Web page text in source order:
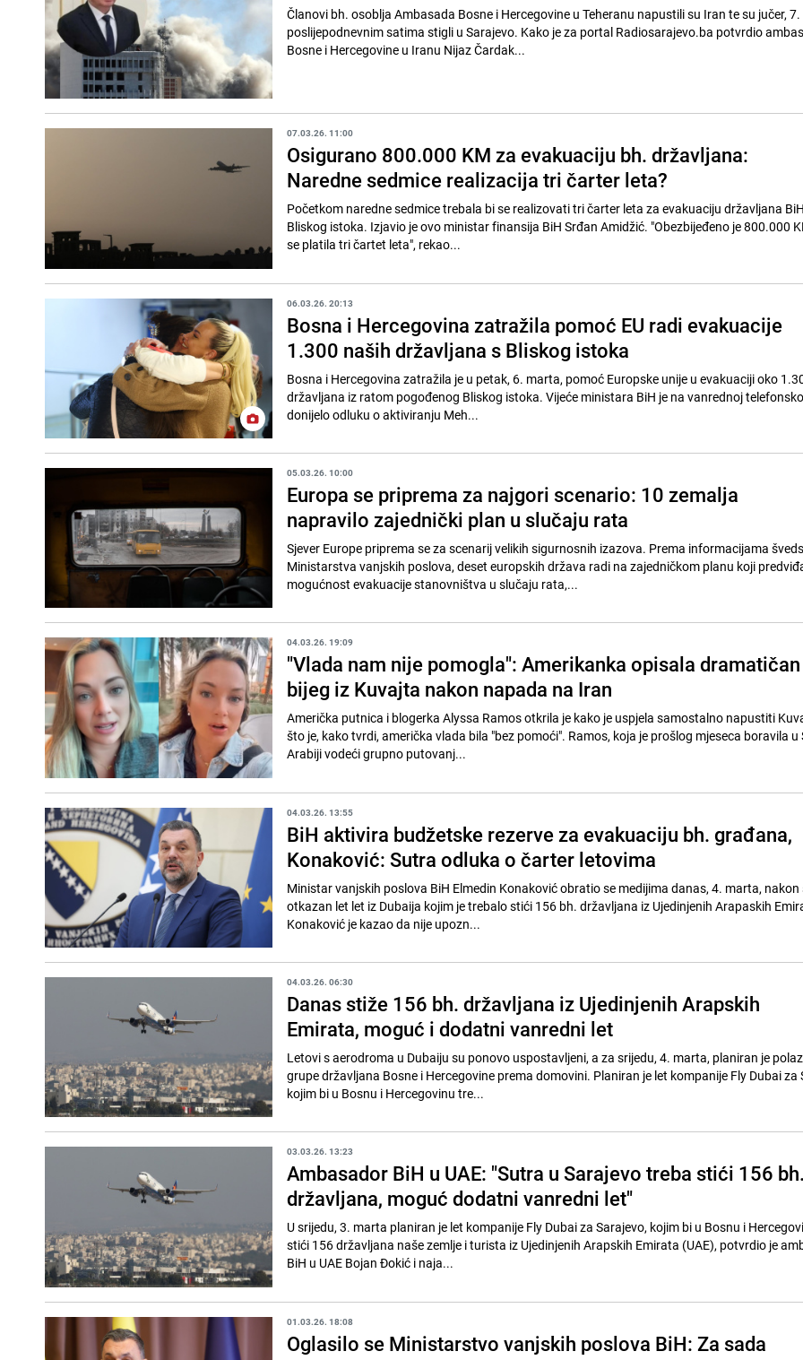
Članovi bh. osoblja Ambasada Bosne i Hercegovine u Teheranu napustili su Iran te su jučer,
poslijepodnevnim satima stigli u Sarajevo. Kako je za portal Radiosarajevo.ba potvrdio
Bosne i Hercegovine u Iranu Nijaz Čardak...
07.03.26. 11:00
Osigurano 800.000 KM za evakuaciju bh. državljana:
Naredne sedmice realizacija tri čarter leta?
Početkom naredne sedmice trebala bi se realizovati tri čarter leta za evakuaciju državljana
Bliskog istoka. Izjavio je ovo ministar finansija BiH Srđan Amidžić. "Obezbijeđeno je 800.000
se platila tri čartet leta", rekao...
06.03.26. 20:13
Bosna i Hercegovina zatražila pomoć EU radi evakuacije
1.300 naših državljana s Bliskog istoka
Bosna i Hercegovina zatražila je u petak, 6. marta, pomoć Europske unije u evakuaciji oko
državljana iz ratom pogođenog Bliskog istoka. Vijeće ministara BiH je na vanrednoj
donijelo odluku o aktiviranju Meh...
05.03.26. 10:00
Europa se priprema za najgori scenario: 10 zemalja
napravilo zajednički plan u slučaju rata
Sjever Europe priprema se za scenarij velikih sigurnosnih izazova. Prema informacijama
Ministarstva vanjskih poslova, deset europskih država radi na zajedničkom planu koji
mogućnost evakuacije stanovništva u slučaju rata,...
04.03.26. 19:09
"Vlada nam nije pomogla": Amerikanka opisala dramatičan
bijeg iz Kuvajta nakon napada na Iran
Američka putnica i blogerka Alyssa Ramos otkrila je kako je uspjela samostalno napustiti
što je, kako tvrdi, američka vlada bila "bez pomoći". Ramos, koja je prošlog mjeseca boravila u
Arabiji vodeći grupno putovanj...
04.03.26. 13:55
BiH aktivira budžetske rezerve za evakuaciju bh. građana,
Konaković: Sutra odluka o čarter letovima
Ministar vanjskih poslova BiH Elmedin Konaković obratio se medijima danas, 4. marta, nakon
otkazan let let iz Dubaija kojim je trebalo stići 156 bh. državljana iz Ujedinjenih Arapaskih
Konaković je kazao da nije upozn...
04.03.26. 06:30
Danas stiže 156 bh. državljana iz Ujedinjenih Arapskih
Emirata, moguć i dodatni vanredni let
Letovi s aerodroma u Dubaiju su ponovo uspostavljeni, a za srijedu, 4. marta, planiran je
grupe državljana Bosne i Hercegovine prema domovini. Planiran je let kompanije Fly Dubai za
kojim bi u Bosnu i Hercegovinu tre...
03.03.26. 13:23
Ambasador BiH u UAE: "Sutra u Sarajevo treba stići 156 bh.
državljana, moguć dodatni vanredni let"
U srijedu, 3. marta planiran je let kompanije Fly Dubai za Sarajevo, kojim bi u Bosnu i
stići 156 državljana naše zemlje i turista iz Ujedinjenih Arapskih Emirata (UAE), potvrdio je
BiH u UAE Bojan Đokić i naja...
01.03.26. 18:08
Oglasilo se Ministarstvo vanjskih poslova BiH: Za sada